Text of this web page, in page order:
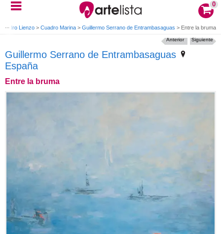
0
Cuadro Lienzo > Cuadro Marina > Guillermo Serrano de Entrambasaguas > Entre la bruma
Guillermo Serrano de Entrambasaguas
España
Entre la bruma
Siguiente
Anterior